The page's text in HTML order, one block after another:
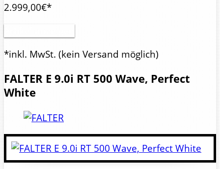
2.999,00€*
*inkl. MwSt. (kein Versand möglich)
FALTER E 9.0i RT 500 Wave, Perfect
White